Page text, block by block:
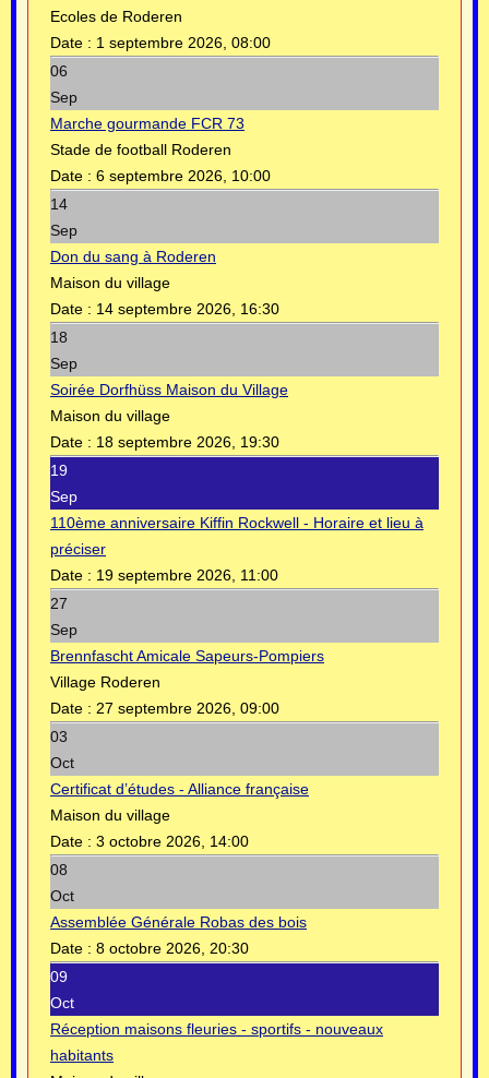
Ecoles de Roderen
Date : 1 septembre 2026, 08:00
06
Sep
Marche gourmande FCR 73
Stade de football Roderen
Date : 6 septembre 2026, 10:00
14
Sep
Don du sang à Roderen
Maison du village
Date : 14 septembre 2026, 16:30
18
Sep
Soirée Dorfhüss Maison du Village
Maison du village
Date : 18 septembre 2026, 19:30
19
Sep
110ème anniversaire Kiffin Rockwell - Horaire et lieu à
préciser
Date : 19 septembre 2026, 11:00
27
Sep
Brennfascht Amicale Sapeurs-Pompiers
Village Roderen
Date : 27 septembre 2026, 09:00
03
Oct
Certificat d’études - Alliance française
Maison du village
Date : 3 octobre 2026, 14:00
08
Oct
Assemblée Générale Robas des bois
Date : 8 octobre 2026, 20:30
09
Oct
Réception maisons fleuries - sportifs - nouveaux
habitants